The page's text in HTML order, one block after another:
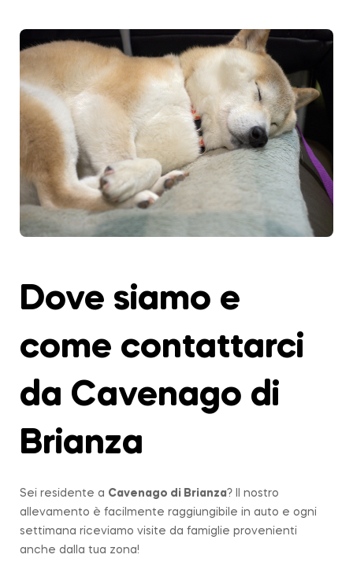
Dove siamo e
come contattarci
da Cavenago di
Brianza
Sei residente a Cavenago di Brianza? Il nostro
allevamento è facilmente raggiungibile in auto e ogni
settimana riceviamo visite da famiglie provenienti
anche dalla tua zona!